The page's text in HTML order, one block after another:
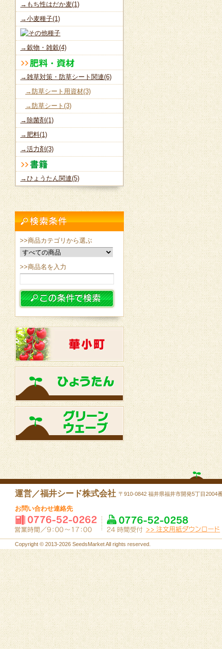
→もち性はだか麦(1)
→小麦種子(1)
→穀物・雑穀(4)
→雑草対策・防草シート関連(6)
→防草シート用資材(3)
→防草シート(3)
→除菌剤(1)
→肥料(1)
→活力剤(3)
→ひょうたん関連(5)
>>商品カテゴリから選ぶ
>>商品名を入力
運営／福井シード株式会社 〒910-0842 福井県福井市開発5丁目2004
お問い合わせ連絡先
Copyright © 2013-2026 SeedsMarket All rights reserved.